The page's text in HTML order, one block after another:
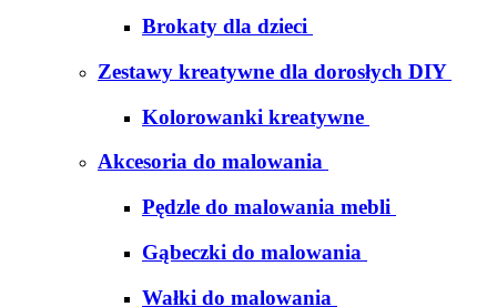
Brokaty dla dzieci
Zestawy kreatywne dla dorosłych DIY
Kolorowanki kreatywne
Akcesoria do malowania
Pędzle do malowania mebli
Gąbeczki do malowania
Wałki do malowania